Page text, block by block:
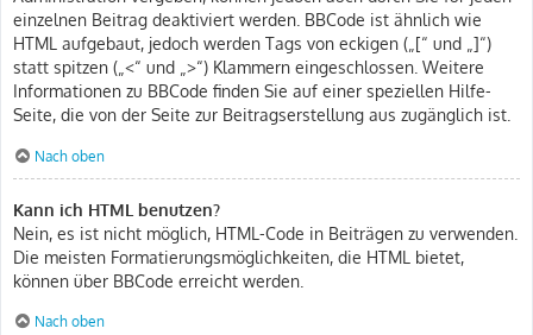
einzelnen Beitrag deaktiviert werden. BBCode ist ähnlich wie
HTML aufgebaut, jedoch werden Tags von eckigen („[“ und „]“)
statt spitzen („<“ und „>“) Klammern eingeschlossen. Weitere
Informationen zu BBCode finden Sie auf einer speziellen Hilfe-
Seite, die von der Seite zur Beitragserstellung aus zugänglich ist.
Nach oben
Kann ich HTML benutzen?
Nein, es ist nicht möglich, HTML-Code in Beiträgen zu verwenden.
Die meisten Formatierungsmöglichkeiten, die HTML bietet,
können über BBCode erreicht werden.
Nach oben